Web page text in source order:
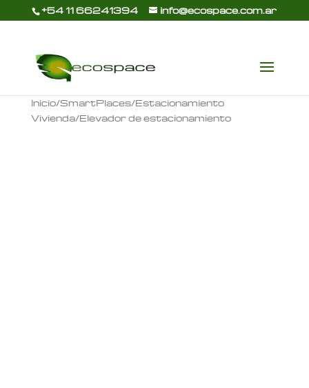
+54 11 66241394 info@ecospace.com.ar
Inicio/SmartPlaces/Estacionamiento
Vivienda/ Elevador de estacionamiento